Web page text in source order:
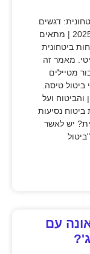
דגשים
קריטיים לביטול טיסה עדכון אחרון: מרץ 2025 | מתאים
ביטחונית
מאמר זה
מטיילים
טיסה.
ועל
ביטוח נסיעות
יש לאשר
עם